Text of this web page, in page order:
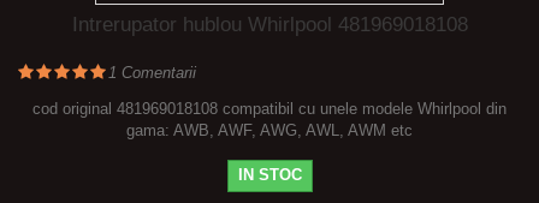
Intrerupator hublou Whirlpool 481969018108
1 Comentarii
cod original 481969018108 compatibil cu unele modele Whirlpool din
gama: AWB, AWF, AWG, AWL, AWM etc
IN STOC